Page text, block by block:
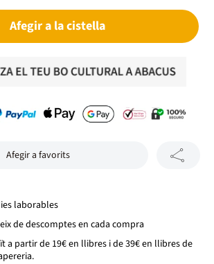
Afegir a la cistella
Afegir a favorits
laborables
de descomptes en cada compra
a partir de 19€ en llibres i de 39€ en llibres de